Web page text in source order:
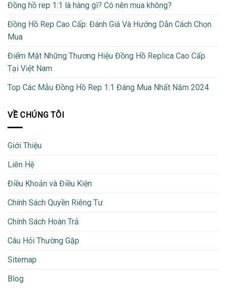
Đồng hồ rep 1:1 là hàng gì? Có nên mua không?
Đồng Hồ Rep Cao Cấp: Đánh Giá Và Hướng Dẫn Cách Chọn
Mua
Điểm Mặt Những Thương Hiệu Đồng Hồ Replica Cao Cấp
Tại Việt Nam
Top Các Mẫu Đồng Hồ Rep 1:1 Đáng Mua Nhất Năm 2024
VỀ CHÚNG TÔI
Giới Thiệu
Liên Hệ
Điều Khoản và Điều Kiện
Chính Sách Quyền Riêng Tư
Chính Sách Hoàn Trả
Câu Hỏi Thường Gặp
Sitemap
Blog